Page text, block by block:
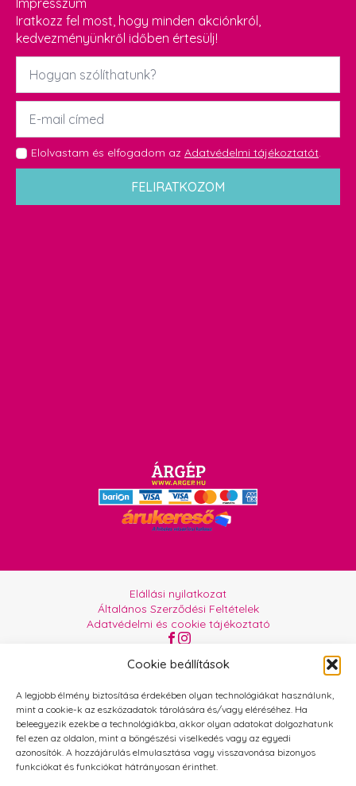
Cookie beállítások
A legjobb élmény biztosítása érdekében olyan technológiákat használunk,
mint a cookie-k az eszközadatok tárolására és/vagy eléréséhez. Ha
beleegyezik ezekbe a technológiákba, akkor olyan adatokat dolgozhatunk
fel ezen az oldalon, mint a böngészési viselkedés vagy az egyedi
azonosítók. A hozzájárulás elmulasztása vagy visszavonása bizonyos
funkciókat és funkciókat hátrányosan érinthet.
Impresszum
Iratkozz fel most, hogy minden akciónkról,
kedvezményünkről időben értesülj!
Név
Email
GDPR
*
Elolvastam és elfogadom az Adatvédelmi tájékoztatót.
FELIRATKOZOM
Elállási nyilatkozat
Általános Szerződési Feltételek
Adatvédelmi és cookie tájékoztató